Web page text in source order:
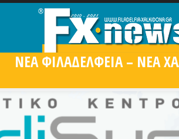
ΝΕΑ ΦΙΛΑΔΕΛΦΕΙΑ – ΝΕΑ